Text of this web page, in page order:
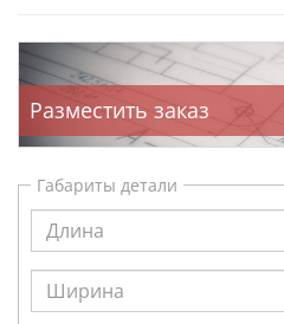
Разместить заказ
Габариты детали